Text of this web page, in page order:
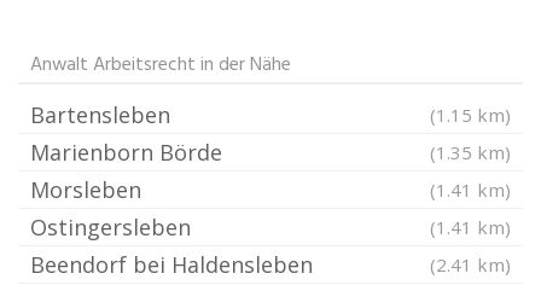
Anwalt Arbeitsrecht in der Nähe
Bartensleben (1.15 km)
Marienborn Börde (1.35 km)
Morsleben (1.41 km)
Ostingersleben (1.41 km)
Beendorf bei Haldensleben (2.41 km)